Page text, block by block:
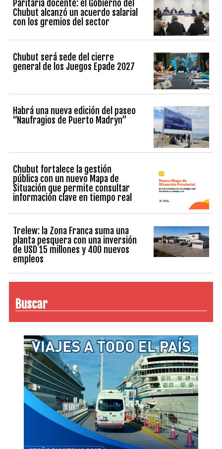
Paritaria docente: el Gobierno del
Chubut alcanzó un acuerdo salarial
con los gremios del sector
Chubut será sede del cierre
general de los Juegos Epade 2027
Habrá una nueva edición del paseo
“Naufragios de Puerto Madryn”
Chubut fortalece la gestión
pública con un nuevo Mapa de
Situación que permite consultar
información clave en tiempo real
Trelew: la Zona Franca suma una
planta pesquera con una inversión
de USD 15 millones y 400 nuevos
empleos
Buscar